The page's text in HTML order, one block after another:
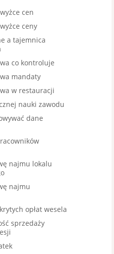
cen
ceny
a tajemnica
co kontroluje
mandaty
w restauracji
nauki zawodu
dane
najmu lokalu
najmu
opłat wesela
sprzedaży